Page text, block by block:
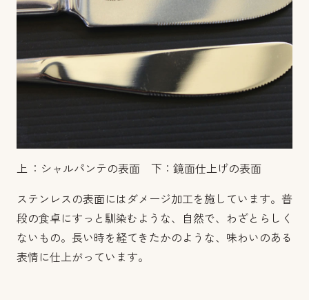
上 ：シャルパンテの表面 下：鏡面仕上げの表面
ステンレスの表面にはダメージ加工を施しています。普
段の食卓にすっと馴染むような、自然で、わざとらしく
ないもの。長い時を経てきたかのような、味わいのある
表情に仕上がっています。